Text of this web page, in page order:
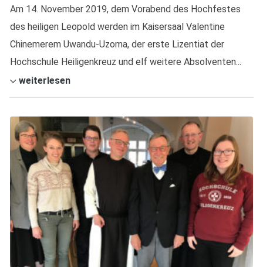
Am 14. November 2019, dem Vorabend des Hochfestes
des heiligen Leopold werden im Kaisersaal Valentine
Chinemerem Uwandu-Uzoma, der erste Lizentiat der
Hochschule Heiligenkreuz und elf weitere Absolventen...
weiterlesen